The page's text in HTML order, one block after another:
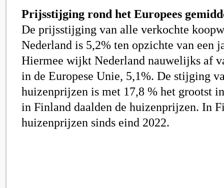
Prijsstijging rond het Europees
De prijsstijging van alle verkochte
Nederland is 5,2% ten opzichte van een
Hiermee wijkt Nederland nauwelijks af
in de Europese Unie, 5,1%. De stijging
huizenprijzen is met 17,8 % het grootst
in Finland daalden de huizenprijzen. In
huizenprijzen sinds eind 2022.